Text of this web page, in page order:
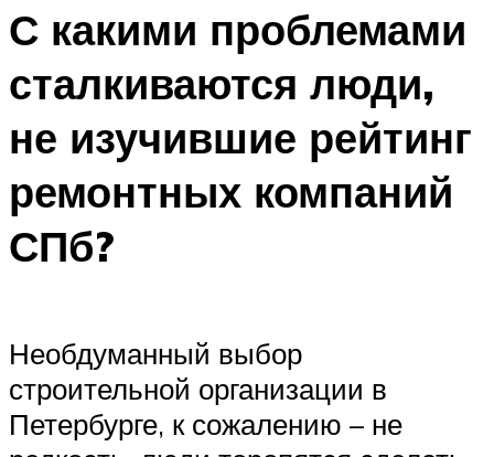
ДЕКОР
МЕНЮ
С какими проблемами
сталкиваются люди,
не изучившие рейтинг
ремонтных компаний
СПб?
Необдуманный выбор
строительной организации в
Петербурге, к сожалению – не